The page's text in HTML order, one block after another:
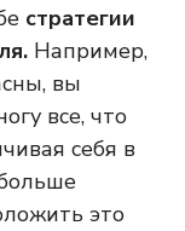
стратегии
Например,
вы
все, что
себя в
это